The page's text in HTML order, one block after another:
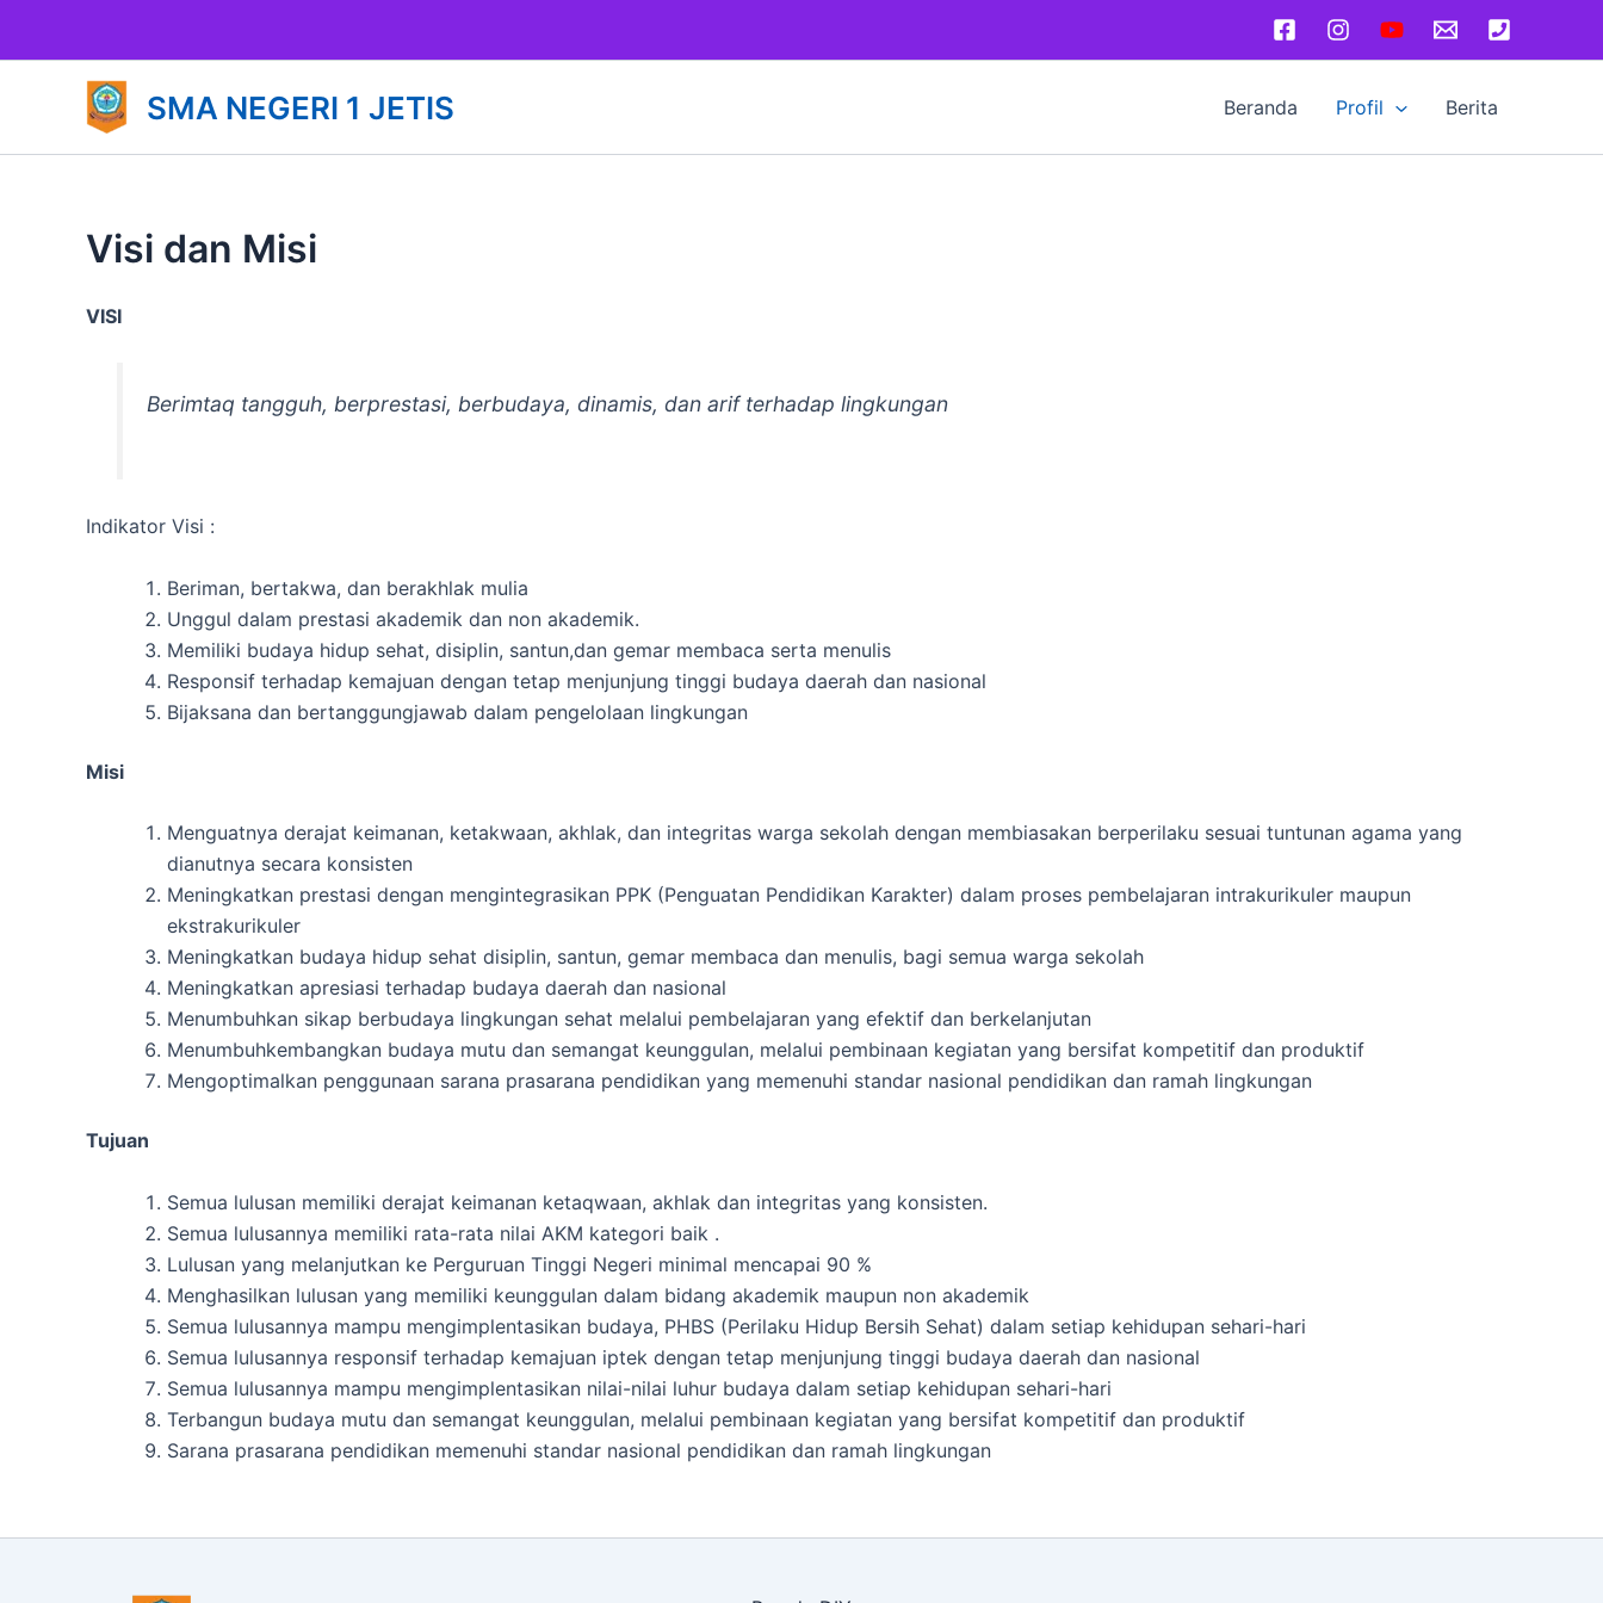
SMA NEGERI 1 JETIS Beranda Profil Berita
Visi dan Misi
VISI
Berimtaq tangguh, berprestasi, berbudaya, dinamis, dan arif terhadap lingkungan
Indikator Visi :
Beriman, bertakwa, dan berakhlak mulia
Unggul dalam prestasi akademik dan non akademik.
Memiliki budaya hidup sehat, disiplin, santun,dan gemar membaca serta menulis
Responsif terhadap kemajuan dengan tetap menjunjung tinggi budaya daerah dan nasional
Bijaksana dan bertanggungjawab dalam pengelolaan lingkungan
Misi
Menguatnya derajat keimanan, ketakwaan, akhlak, dan integritas warga sekolah dengan membiasakan berperilaku sesuai tuntunan agama yang
dianutnya secara konsisten
Meningkatkan prestasi dengan mengintegrasikan PPK (Penguatan Pendidikan Karakter) dalam proses pembelajaran intrakurikuler maupun
ekstrakurikuler
Meningkatkan budaya hidup sehat disiplin, santun, gemar membaca dan menulis, bagi semua warga sekolah
Meningkatkan apresiasi terhadap budaya daerah dan nasional
Menumbuhkan sikap berbudaya lingkungan sehat melalui pembelajaran yang efektif dan berkelanjutan
Menumbuhkembangkan budaya mutu dan semangat keunggulan, melalui pembinaan kegiatan yang bersifat kompetitif dan produktif
Mengoptimalkan penggunaan sarana prasarana pendidikan yang memenuhi standar nasional pendidikan dan ramah lingkungan
Tujuan
Semua lulusan memiliki derajat keimanan ketaqwaan, akhlak dan integritas yang konsisten.
Semua lulusannya memiliki rata-rata nilai AKM kategori baik .
Lulusan yang melanjutkan ke Perguruan Tinggi Negeri minimal mencapai 90 %
Menghasilkan lulusan yang memiliki keunggulan dalam bidang akademik maupun non akademik
Semua lulusannya mampu mengimplentasikan budaya, PHBS (Perilaku Hidup Bersih Sehat) dalam setiap kehidupan sehari-hari
Semua lulusannya responsif terhadap kemajuan iptek dengan tetap menjunjung tinggi budaya daerah dan nasional
Semua lulusannya mampu mengimplentasikan nilai-nilai luhur budaya dalam setiap kehidupan sehari-hari
Terbangun budaya mutu dan semangat keunggulan, melalui pembinaan kegiatan yang bersifat kompetitif dan produktif
Sarana prasarana pendidikan memenuhi standar nasional pendidikan dan ramah lingkungan